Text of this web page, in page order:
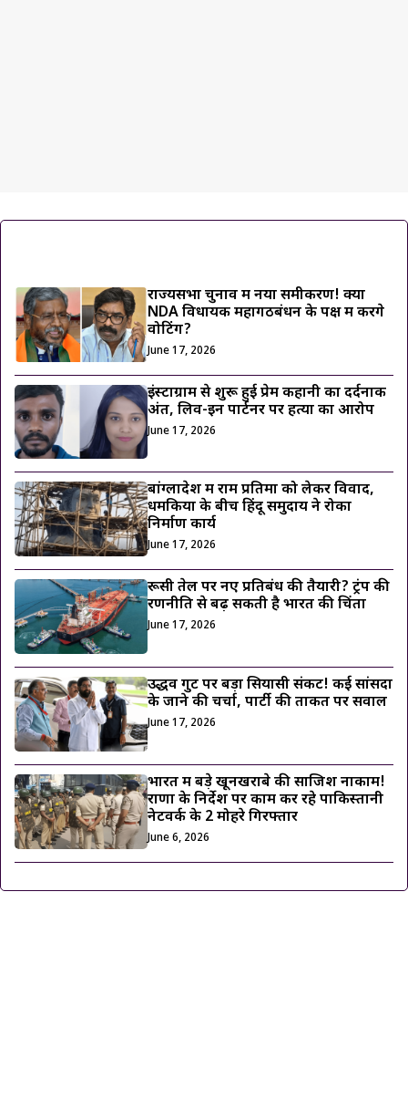
राज्यसभा चुनाव में नया समीकरण! क्या
NDA विधायक महागठबंधन के पक्ष में करेंगे
वोटिंग?
June 17, 2026
इंस्टाग्राम से शुरू हुई प्रेम कहानी का दर्दनाक
अंत, लिव-इन पार्टनर पर हत्या का आरोप
June 17, 2026
बांग्लादेश में राम प्रतिमा को लेकर विवाद,
धमकियों के बीच हिंदू समुदाय ने रोका
निर्माण कार्य
June 17, 2026
रूसी तेल पर नए प्रतिबंध की तैयारी? ट्रंप की
रणनीति से बढ़ सकती है भारत की चिंता
June 17, 2026
उद्धव गुट पर बड़ा सियासी संकट! कई सांसदों
के जाने की चर्चा, पार्टी की ताकत पर सवाल
June 17, 2026
भारत में बड़े खूनखराबे की साजिश नाकाम!
राणा के निर्देश पर काम कर रहे पाकिस्तानी
नेटवर्क के 2 मोहरे गिरफ्तार
June 6, 2026